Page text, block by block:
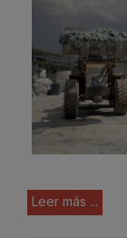
Leer más ...